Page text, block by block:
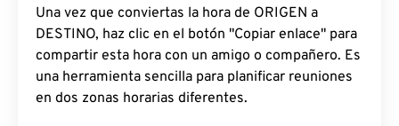
Una vez que conviertas la hora de ORIGEN a
DESTINO, haz clic en el botón "Copiar enlace" para
compartir esta hora con un amigo o compañero. Es
una herramienta sencilla para planificar reuniones
en dos zonas horarias diferentes.